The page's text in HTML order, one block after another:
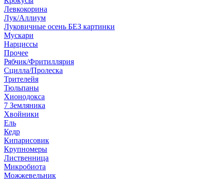
Левкокорина
Лук/Аллиум
Луковичные осень БЕЗ картинки
Мускари
Нарциссы
Прочее
Рябчик/Фритиллярия
Сцилла/Пролеска
Трителейя
Тюльпаны
Хионодокса
7 Земляника
Хвойники
Ель
Кедр
Кипарисовик
Крупномеры
Лиственница
Микробиота
Можжевельник